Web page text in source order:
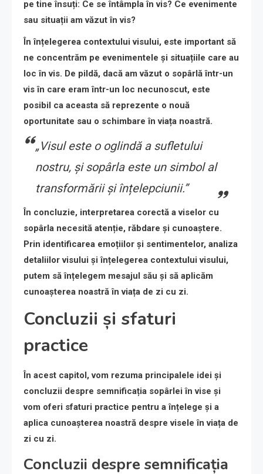
pe tine însuți: Ce se întâmpla în vis? Ce evenimente
sau situații am văzut în vis?
În înțelegerea contextului visului, este important să
ne concentrăm pe evenimentele și situațiile care au
loc în vis. De pildă, dacă am văzut o sopârlă într-un
vis în care eram într-un loc necunoscut, este
posibil ca aceasta să reprezente o nouă
oportunitate sau o schimbare în viața noastră.
„Visul este o oglindă a sufletului
nostru, și sopârla este un simbol al
transformării și înțelepciunii.”
În concluzie, interpretarea corectă a viselor cu
sopârla necesită atenție, răbdare și cunoaștere.
Prin identificarea emoțiilor și sentimentelor, analiza
detaliilor visului și înțelegerea contextului visului,
putem să înțelegem mesajul său și să aplicăm
cunoașterea noastră în viața de zi cu zi.
Concluzii și sfaturi
practice
În acest capitol, vom rezuma principalele idei și
concluzii despre semnificația sopârlei în vise și
vom oferi sfaturi practice pentru a înțelege și a
aplica cunoașterea noastră despre visele în viața de
zi cu zi.
Concluzii despre semnificația